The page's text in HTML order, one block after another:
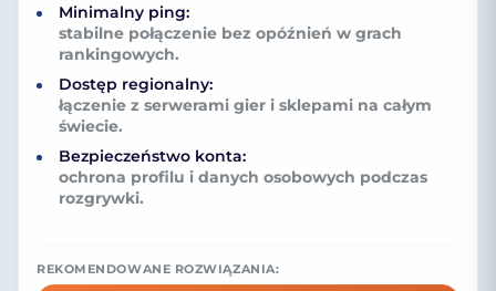
Minimalny ping:
stabilne połączenie bez opóźnień w grach
rankingowych.
Dostęp regionalny:
łączenie z serwerami gier i sklepami na całym
świecie.
Bezpieczeństwo konta:
ochrona profilu i danych osobowych podczas
rozgrywki.
REKOMENDOWANE ROZWIĄZANIA: